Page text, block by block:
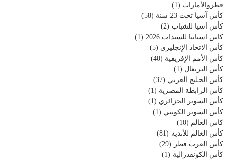
قطروالأمارات (1)
كأس آسيا تحت 23 سنة
(58)
كأس آسيا للشباب (2)
كاس اسبانيا للسيدات 2026
(1)
كأس الاتحاد الإنجليزي (5)
كأس الأمم الإفريقية (40)
كأس البرتغال (1)
كأس الخليج العربي (37)
كأس الرابطة المصرية (1)
كأس السوبر الجزائري (1)
كأس السوبر الكويتي (1)
كاس العالم (10)
كأس العالم للأندية (81)
كأس العرب قطر (29)
كأس الكونفدرالية (1)